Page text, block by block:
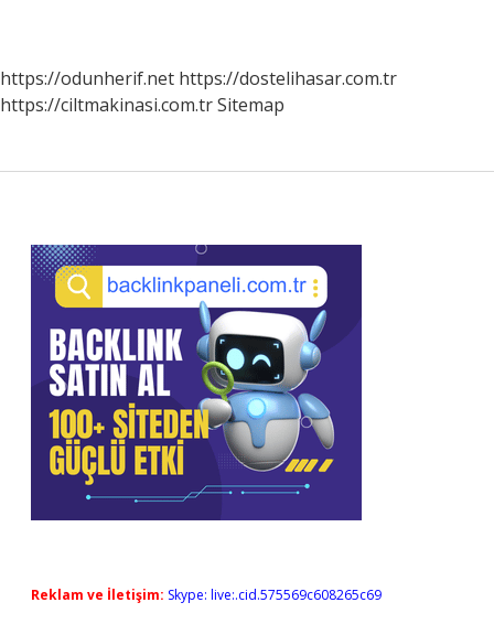
https://odunherif.net https://dostelihasar.com.tr
https://ciltmakinasi.com.trSitemap
Sidebar
Reklam ve İletişim: Skype: live:.cid.575569c608265c69